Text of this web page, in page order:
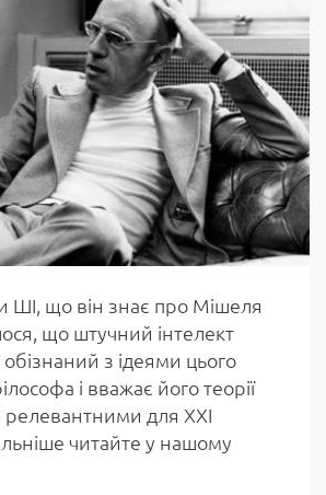
ШІ, що він знає про Мішеля
що штучний інтелект
з ідеями цього
і вважає його теорії
для ХХІ
читайте у нашому